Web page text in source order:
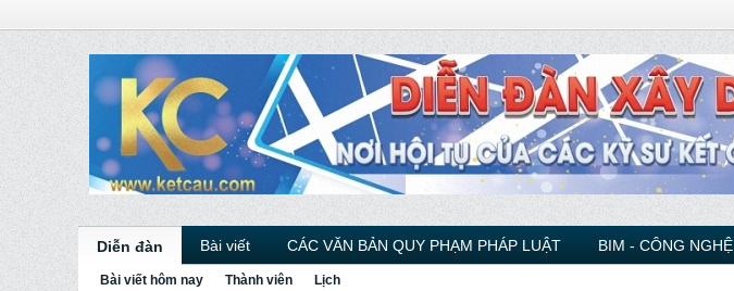
Diễn đàn Bài viết CÁC VĂN BẢN QUY PHẠM PHÁP LUẬT BIM - CÔNG NGHỆ
Bài viết hôm nay Thành viên Lịch